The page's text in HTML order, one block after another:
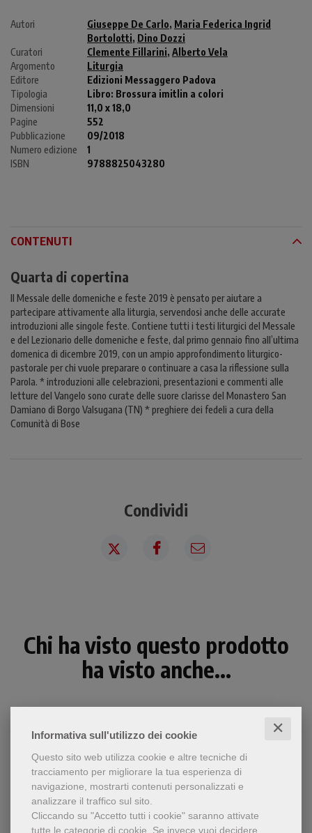
Informativa sull'utilizzo dei cookie ✕
Questo sito web utilizza cookie e altre tecniche di
tracciamento per migliorare la tua esperienza di
navigazione, mostrarti contenuti personalizzati e
analizzare il traffico sul sito.
Cliccando su "Accetto tutti i cookie" saranno attivate
tutte le categorie di cookie. Se invece vuoi decidere
Autori Giuseppe De Carlo, Maria Federica Ingrid
Bortolotti, Dino Dozzi
Curatori
Clemente Fillarini, Alberto Vela
Argomento
Liturgia
Editore
Edizioni Messaggero Padova
Tipologia
Libro: Brossura imitlin a colori
Dimensioni
11,0 x 18,0
Pagine
552
Pubblicazione
09/2018
Numero edizione
1
ISBN
9788825043280
CONTENUTI
Quarta di copertina
Il Messale delle domeniche e feste 2019 è pensato per aiutare a
partecipare attivamente alla liturgia, servendosi anche delle accurate
introduzioni alle singole feste. Contiene tutti i testi liturgici del Messale
e del Lezionario delle domeniche e feste, dal primo gennaio fino all’ultima
domenica di dicembre 2019, con un ampio approfondimento liturgico-
pastorale per chi vuole preparare o continuare a casa la riflessione sulla
Parola. * introduzioni alle celebrazioni, presentazioni e commenti alle
letture del Vangelo sono curate delle suore clarisse del Monastero San
Damiano di Borgo Valsugana (TN) * preghiere dei fedeli a cura della
Comunità di Bose
Condividi
Chi ha visto questo prodotto
ha visto anche...